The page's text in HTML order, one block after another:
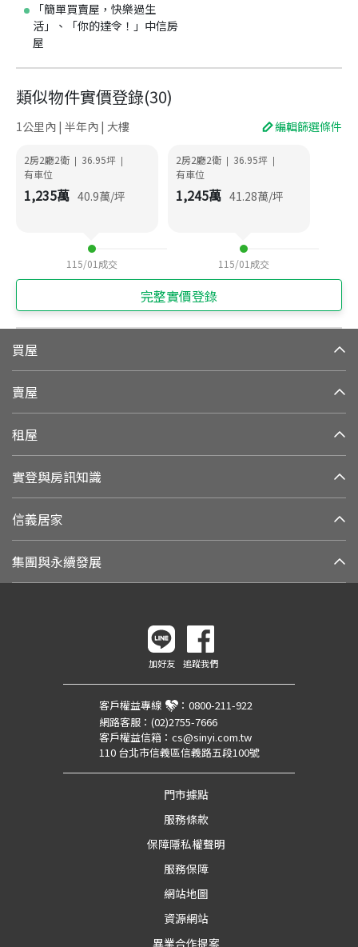
「簡單買賣屋，快樂過生
活」、「你的達令！」中信房
屋
類似物件實價登錄(30)
1公里內 | 半年內 | 大樓 編輯篩選條件
2房2廳2衛 | 36.95坪 |
有車位
1,235萬 40.9萬/坪
115/01 成交
2房2廳2衛 | 36.95坪 |
有車位
1,245萬 41.28萬/坪
115/01 成交
完整實價登錄
買屋
賣屋
租屋
實登與房訊知識
信義居家
集團與永續發展
加好友 追蹤我們
客戶權益專線 ： 0800-211-922
網路客服： (02)2755-7666
客戶權益信箱： cs@sinyi.com.tw
110 台北市信義區信義路五段100號
門市據點
服務條款
保障隱私權聲明
服務保障
網站地圖
資源網站
異業合作提案